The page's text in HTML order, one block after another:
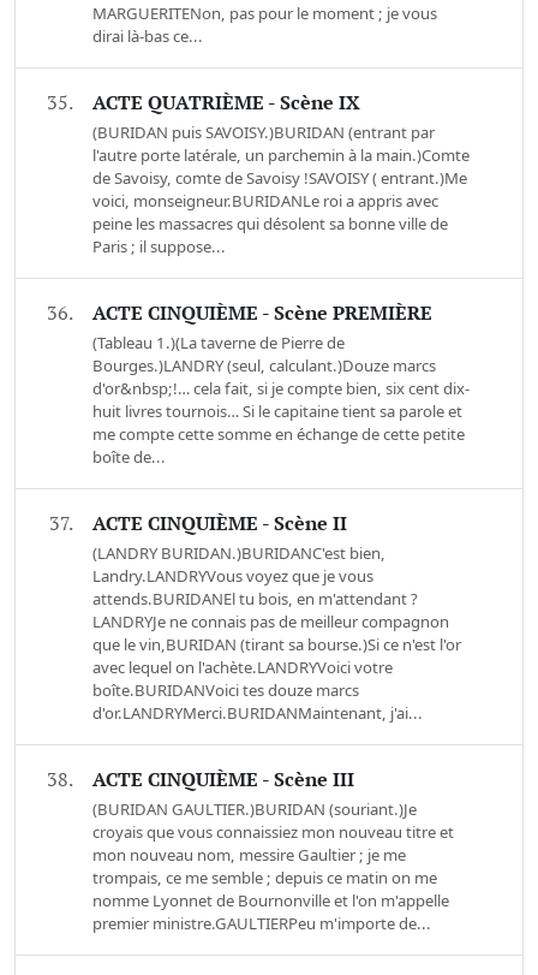
MARGUERITENon, pas pour le moment ; je vous
dirai là-bas ce...
35. ACTE QUATRIÈME - Scène IX
(BURIDAN puis SAVOISY.)BURIDAN (entrant par
l'autre porte latérale, un parchemin à la main.)Comte
de Savoisy, comte de Savoisy !SAVOISY ( entrant.)Me
voici, monseigneur.BURIDANLe roi a appris avec
peine les massacres qui désolent sa bonne ville de
Paris ; il suppose...
36. ACTE CINQUIÈME - Scène PREMIÈRE
(Tableau 1.)(La taverne de Pierre de
Bourges.)LANDRY (seul, calculant.)Douze marcs
d'or&nbsp;!… cela fait, si je compte bien, six cent dix-
huit livres tournois… Si le capitaine tient sa parole et
me compte cette somme en échange de cette petite
boîte de...
37. ACTE CINQUIÈME - Scène II
(LANDRY BURIDAN.)BURIDANC'est bien,
Landry.LANDRYVous voyez que je vous
attends.BURIDANEl tu bois, en m'attendant ?
LANDRYJe ne connais pas de meilleur compagnon
que le vin,BURIDAN (tirant sa bourse.)Si ce n'est l'or
avec lequel on l'achète.LANDRYVoici votre
boîte.BURIDANVoici tes douze marcs
d'or.LANDRYMerci.BURIDANMaintenant, j'ai...
38. ACTE CINQUIÈME - Scène III
(BURIDAN GAULTIER.)BURIDAN (souriant.)Je
croyais que vous connaissiez mon nouveau titre et
mon nouveau nom, messire Gaultier ; je me
trompais, ce me semble ; depuis ce matin on me
nomme Lyonnet de Bournonville et l'on m'appelle
premier ministre.GAULTIERPeu m'importe de...